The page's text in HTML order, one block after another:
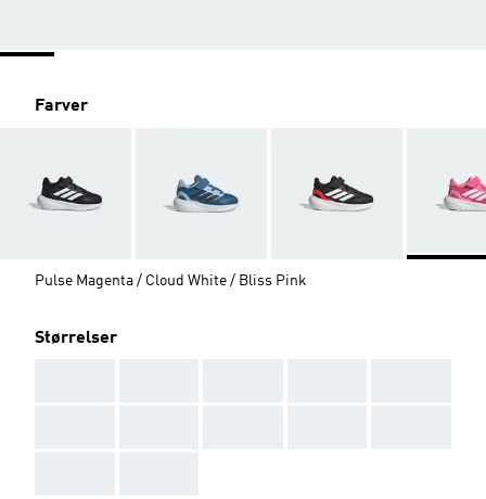
Farver
Pulse Magenta / Cloud White / Bliss Pink
Størrelser